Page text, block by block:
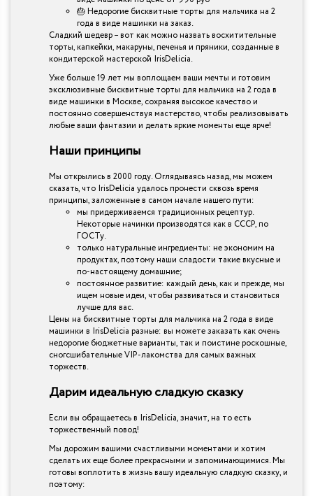
🎂 Недорогие бисквитные торты для мальчика на 2
года в виде машинки на заказ.
Сладкий шедевр – вот как можно назвать восхитительные
торты, капкейки, макаруны, печенья и пряники, созданные в
кондитерской мастерской IrisDelicia.
Уже больше 19 лет мы воплощаем ваши мечты и готовим
эксклюзивные бисквитные торты для мальчика на 2 года в
виде машинки в Москве, сохраняя высокое качество и
постоянно совершенствуя мастерство, чтобы реализовывать
любые ваши фантазии и делать яркие моменты еще ярче!
Наши принципы
Мы открылись в 2000 году. Оглядываясь назад, мы можем
сказать, что IrisDelicia удалось пронести сквозь время
принципы, заложенные в самом начале нашего пути:
мы придерживаемся традиционных рецептур.
Некоторые начинки производятся как в СССР, по
ГОСТу.
только натуральные ингредиенты: не экономим на
продуктах, поэтому наши сладости такие вкусные и
по-настоящему домашние;
постоянное развитие: каждый день, как и прежде, мы
ищем новые идеи, чтобы развиваться и становиться
лучше для вас.
Цены на бисквитные торты для мальчика на 2 года в виде
машинки в IrisDelicia разные: вы можете заказать как очень
недорогие бюджетные варианты, так и поистине роскошные,
сногсшибательные VIP-лакомства для самых важных
торжеств.
Дарим идеальную сладкую сказку
Если вы обращаетесь в IrisDelicia, значит, на то есть
торжественный повод!
Мы дорожим вашими счастливыми моментами и хотим
сделать их еще более прекрасными и запоминающимися. Мы
готовы воплотить в жизнь вашу идеальную сладкую сказку, и
поэтому: